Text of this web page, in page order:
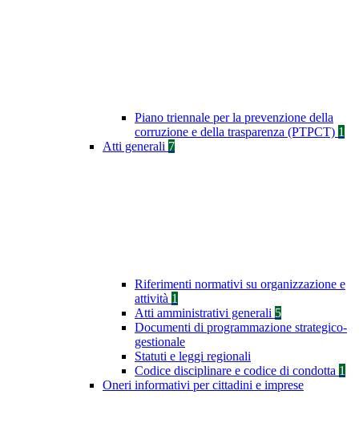
Piano triennale per la prevenzione della
corruzione e della trasparenza (PTPCT) 1
Atti generali 7
Riferimenti normativi su organizzazione e
attività 1
Atti amministrativi generali 5
Documenti di programmazione strategico-
gestionale
Statuti e leggi regionali
Codice disciplinare e codice di condotta 1
Oneri informativi per cittadini e imprese